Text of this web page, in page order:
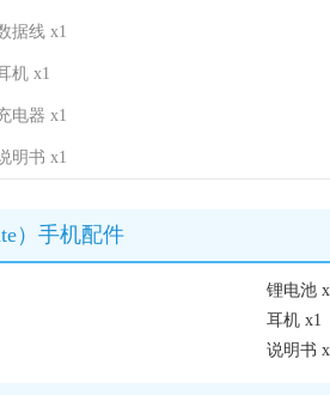
据线 x1
机 x1
电器 x1
明书 x1
）手机配件
锂电池
耳机 x1
说明书